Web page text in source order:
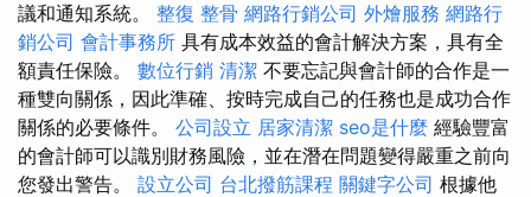
議和通知系統。 整復 整骨 網路行銷公司 外燴服務 網路行
銷公司 會計事務所 具有成本效益的會計解決方案，具有全
額責任保險。 數位行銷 清潔 不要忘記與會計師的合作是一
種雙向關係，因此準確、按時完成自己的任務也是成功合作
關係的必要條件。 公司設立 居家清潔 seo是什麼 經驗豐富
的會計師可以識別財務風險，並在潛在問題變得嚴重之前向
您發出警告。 設立公司 台北撥筋課程 關鍵字公司 根據他